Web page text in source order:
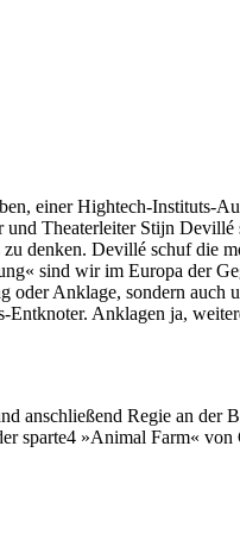
einer Hightech-Instituts-
Theaterleiter Stijn
denken. Devillé schuf die
sind wir im Europa der
oder Anklage, sondern
Anklagen ja,
anschließend Regie an der
sparte4 »Animal Farm«